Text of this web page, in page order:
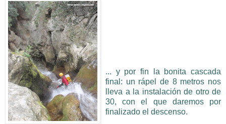
... y por fin la bonita cascada
final: un rápel de 8 metros nos
lleva a la instalación de otro de
30, con el que daremos por
finalizado el descenso.